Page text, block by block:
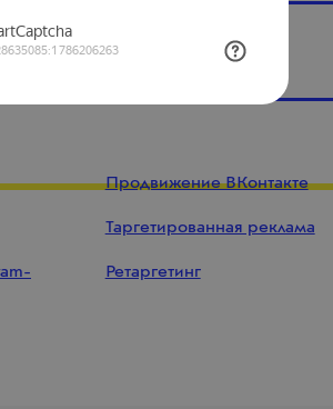
рекламу у блогеров
Продвижение ВКонтакте
Таргетированная реклама
Ретаргетинг